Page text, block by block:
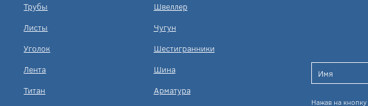
Трубы
Листы
Уголок
Лента
Титан
Швеллер
Чугун
Шестигранники
Шина
Арматура
Нажав на кнопку